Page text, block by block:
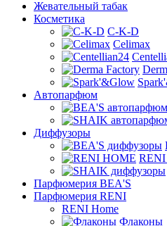
Жевательный табак
Косметика
C-K-D
Celimax
Автопарфюм
Диффузоры
Парфюмерия BEA'S
Парфюмерия RENI
RENI Home
Флаконы